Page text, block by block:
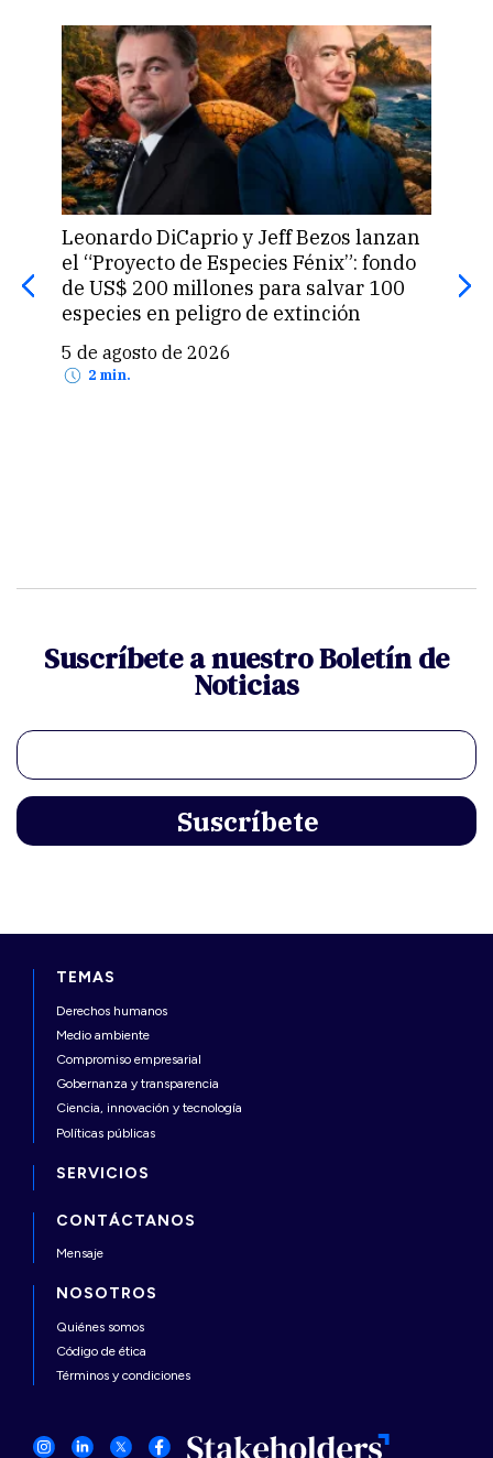
Leonardo DiCaprio y Jeff Bezos lanzan
el “Proyecto de Especies Fénix”: fondo
de US$ 200 millones para salvar 100
especies en peligro de extinción
5 de agosto de 2026
2 min.
Suscríbete a nuestro Boletín de
Noticias
TEMAS
Derechos humanos
Medio ambiente
Compromiso empresarial
Gobernanza y transparencia
Ciencia, innovación y tecnología
Políticas públicas
SERVICIOS
CONTÁCTANOS
Mensaje
NOSOTROS
Quiénes somos
Código de ética
Términos y condiciones